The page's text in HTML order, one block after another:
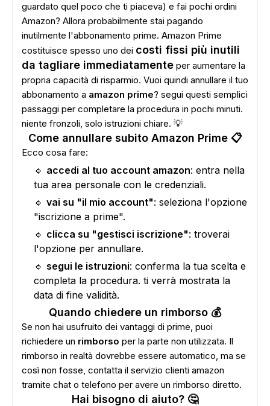
guardato quel poco che ti piaceva) e fai pochi ordini
Amazon? Allora probabilmente stai pagando
inutilmente l'abbonamento prime. Amazon Prime
costituisce spesso uno dei costi fissi più inutili
da tagliare immediatamente per aumentare la
propria capacità di risparmio. Vuoi quindi annullare il tuo
abbonamento a amazon prime? segui questi semplici
passaggi per completare la procedura in pochi minuti.
niente fronzoli, solo istruzioni chiare. 💡
Come annullare subito Amazon Prime 📋
Ecco cosa fare:
🔹 accedi al tuo account amazon: entra nella
tua area personale con le credenziali.
🔹 vai su "il mio account": seleziona l'opzione
"iscrizione a prime".
🔹 clicca su "gestisci iscrizione": troverai
l'opzione per annullare.
🔹 segui le istruzioni: conferma la tua scelta e
completa la procedura. ti verrà mostrata la
data di fine validità.
Quando chiedere un rimborso 💰
Se non hai usufruito dei vantaggi di prime, puoi
richiedere un rimborso per la parte non utilizzata. Il
rimborso in realtà dovrebbe essere automatico, ma se
così non fosse, contatta il servizio clienti amazon
tramite chat o telefono per avere un rimborso diretto.
Hai bisogno di aiuto? 🤔